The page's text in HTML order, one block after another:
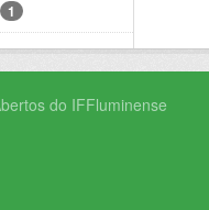
1
do IFFluminense